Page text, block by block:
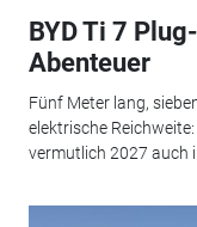
BYD Ti 7
Abenteuer
Fünf Meter lang,
elektrische
vermutlich 2027 auch